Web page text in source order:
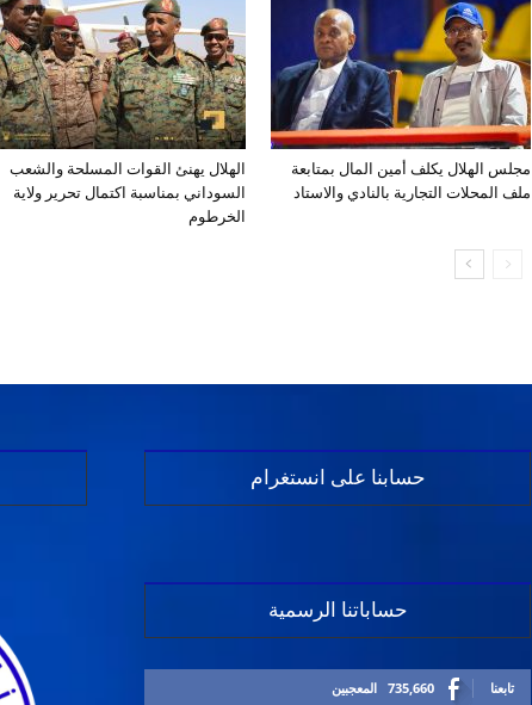
الهلال يهنئ القوات المسلحة والشعب
السوداني بمناسبة اكتمال تحرير ولاية
الخرطوم
مجلس الهلال يكلف أمين المال بمتابعة
ملف المحلات التجارية بالنادي والاستاد
حسابنا على انستغرام
حساباتنا الرسمية
735,660 المعجبين تابعنا